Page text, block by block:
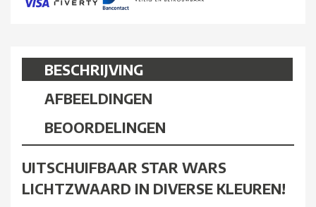
BESCHRIJVING
AFBEELDINGEN
BEOORDELINGEN
UITSCHUIFBAAR STAR WARS
LICHTZWAARD IN DIVERSE KLEUREN!